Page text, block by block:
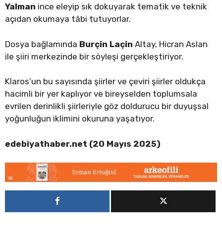
Yalman ince eleyip sık dokuyarak tematik ve teknik
açıdan okumaya tâbi tutuyorlar.
Dosya bağlamında Burçin Laçin Altay, Hicran Aslan
ile şiiri merkezinde bir söyleşi gerçekleştiriyor.
Klaros’un bu sayısında şiirler ve çeviri şiirler oldukça
hacimli bir yer kaplıyor ve bireyselden toplumsala
evrilen derinlikli şiirleriyle göz doldurucu bir duyuşsal
yoğunluğun iklimini okuruna yaşatıyor.
edebiyathaber.net (20 Mayıs 2025)